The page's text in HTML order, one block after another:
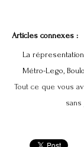
Articles connexes :
La
Métro-Lego,
Tout ce que vous